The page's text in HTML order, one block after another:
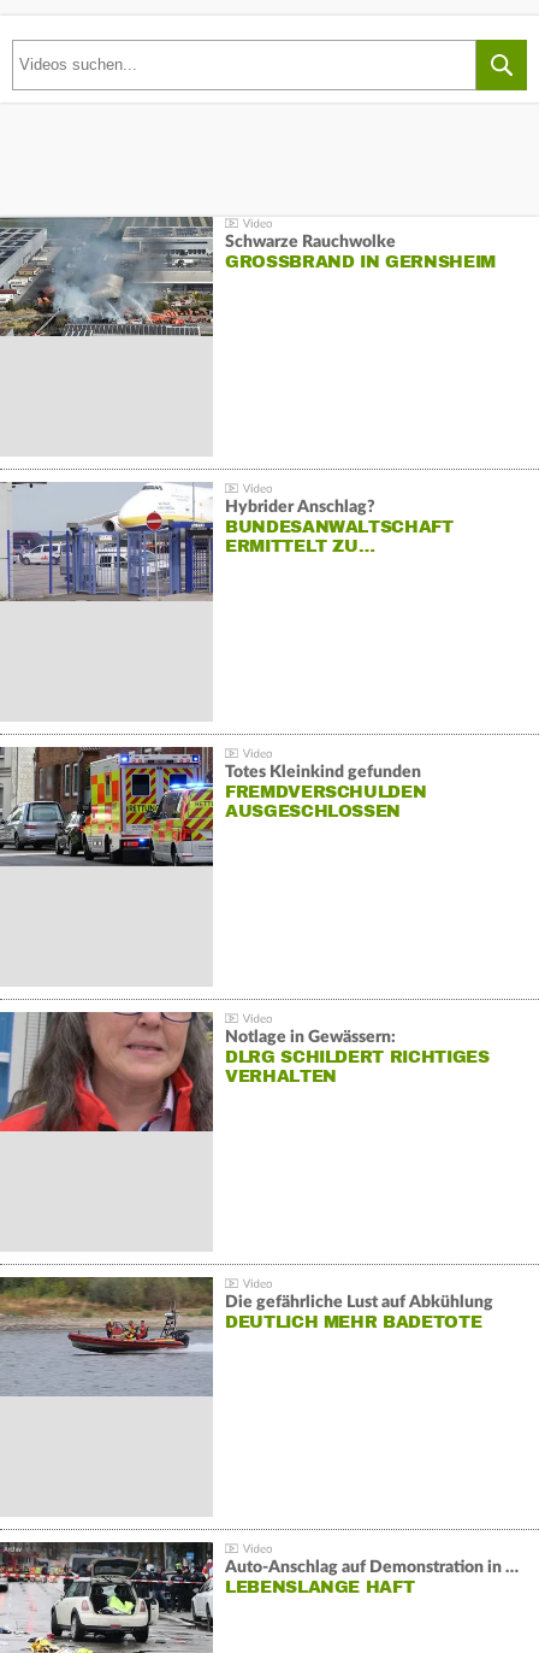
Schwarze Rauchwolke
GROSSBRAND IN GERNSHEIM
Hybrider Anschlag?
BUNDESANWALTSCHAFT
ERMITTELT ZU…
Totes Kleinkind gefunden
FREMDVERSCHULDEN
AUSGESCHLOSSEN
Notlage in Gewässern:
DLRG SCHILDERT RICHTIGES
VERHALTEN
Die gefährliche Lust auf Abkühlung
DEUTLICH MEHR BADETOTE
Auto-Anschlag auf Demonstration in München:
LEBENSLANGE HAFT